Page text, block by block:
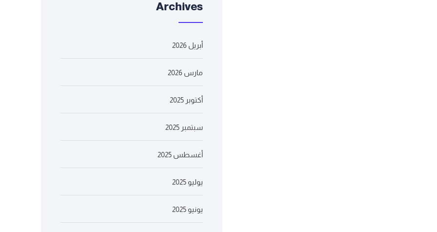
Archives
أبريل 2026
مارس 2026
أكتوبر 2025
سبتمبر 2025
أغسطس 2025
يوليو 2025
يونيو 2025